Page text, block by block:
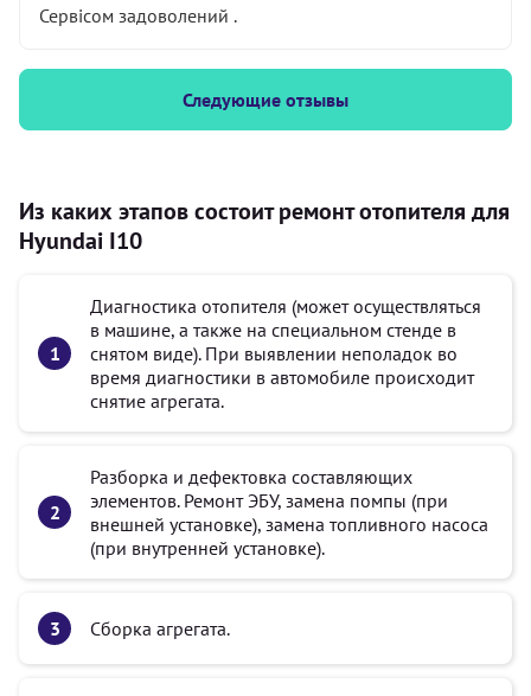
Сервісом задоволений .
Следующие отзывы
Из каких этапов состоит ремонт отопителя для
Hyundai I10
Диагностика отопителя (может осуществляться
в машине, а также на специальном стенде в
снятом виде). При выявлении неполадок во
время диагностики в автомобиле происходит
снятие агрегата.
Разборка и дефектовка составляющих
элементов. Ремонт ЭБУ, замена помпы (при
внешней установке), замена топливного насоса
(при внутренней установке).
Сборка агрегата.